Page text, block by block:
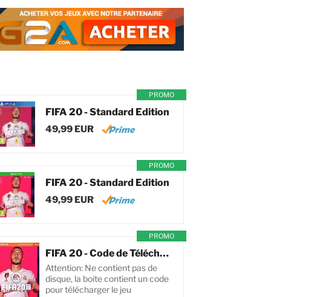
PROMO
FIFA 20 - Standard Edition
49,99 EUR
PROMO
FIFA 20 - Standard Edition
49,99 EUR
PROMO
FIFA 20 - Code de Téléchargement pour PC
Attention: Ne contient pas de
disque, la boite contient un code
pour télécharger le jeu